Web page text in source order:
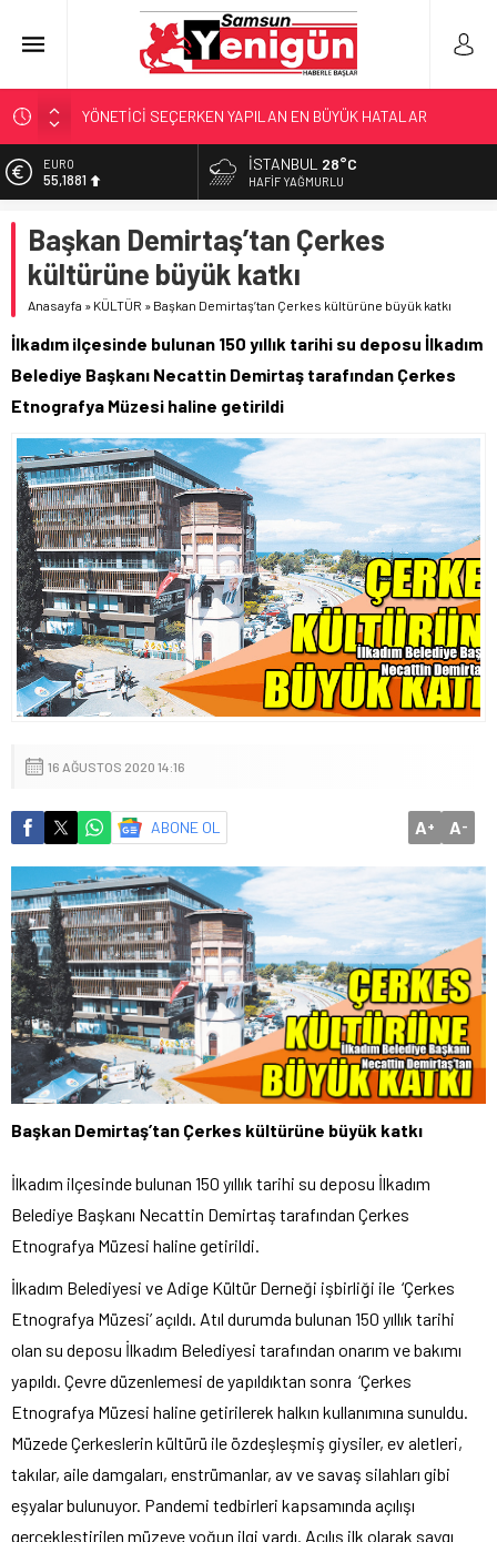
GERİ SAYIM BAŞLADI
SAMSUNSPOR’DA HEDEF 5’İNCİLİK!
‘BAFRA’YA YATIRIM YAPIN!’
İŞTE FINDIK FİYATI!
EURO
55,1881
6.660,55
BİST
13.779,39
47,7111
İSTANBUL 28°C
HAFIF YAĞMURLU
Başkan Demirtaş’tan Çerkes
kültürüne büyük katkı
Anasayfa » KÜLTÜR » Başkan Demirtaş’tan Çerkes kültürüne büyük katkı
İlkadım ilçesinde bulunan 150 yıllık tarihi su deposu İlkadım
Belediye Başkanı Necattin Demirtaş tarafından Çerkes
Etnografya Müzesi haline getirildi
16 AĞUSTOS 2020 14:16
ABONE OL A+ A-
Başkan Demirtaş’tan Çerkes kültürüne büyük katkı
İlkadım ilçesinde bulunan 150 yıllık tarihi su deposu İlkadım
Belediye Başkanı Necattin Demirtaş tarafından Çerkes
Etnografya Müzesi haline getirildi.
İlkadım Belediyesi ve Adige Kültür Derneği işbirliği ile ‘Çerkes
Etnografya Müzesi’ açıldı. Atıl durumda bulunan 150 yıllık tarihi
olan su deposu İlkadım Belediyesi tarafından onarım ve bakımı
yapıldı. Çevre düzenlemesi de yapıldıktan sonra ‘Çerkes
Etnografya Müzesi haline getirilerek halkın kullanımına sunuldu.
Müzede Çerkeslerin kültürü ile özdeşleşmiş giysiler, ev aletleri,
takılar, aile damgaları, enstrümanlar, av ve savaş silahları gibi
eşyalar bulunuyor. Pandemi tedbirleri kapsamında açılışı
gerçekleştirilen müzeye yoğun ilgi vardı. Açılış ilk olarak saygı